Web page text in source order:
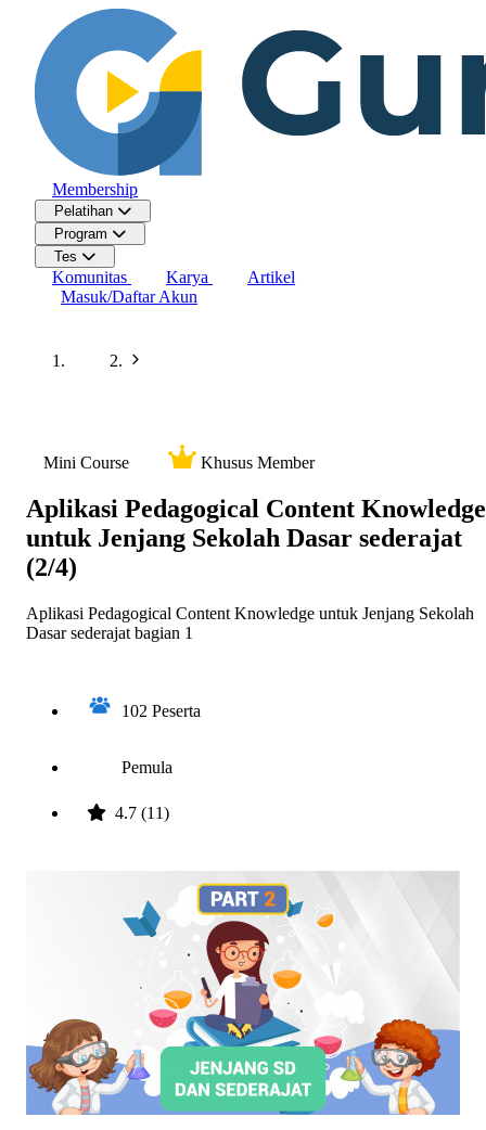
Membership
Pelatihan
Program
Tes
Komunitas Karya
Artikel
Masuk/Daftar Akun
Beranda
Mini Course Khusus Member
Aplikasi Pedagogical Content Knowledge
untuk Jenjang Sekolah Dasar sederajat
(2/4)
Aplikasi Pedagogical Content Knowledge untuk Jenjang Sekolah
Dasar sederajat bagian 1
102 Peserta
Pemula
4.7 (11)